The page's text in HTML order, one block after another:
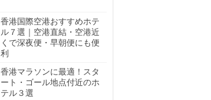
香港国際空港おすすめホテ
ル７選｜空港直結・空港近
くで深夜便・早朝便にも便
利
香港マラソンに最適！スタ
ート・ゴール地点付近のホ
テル３選